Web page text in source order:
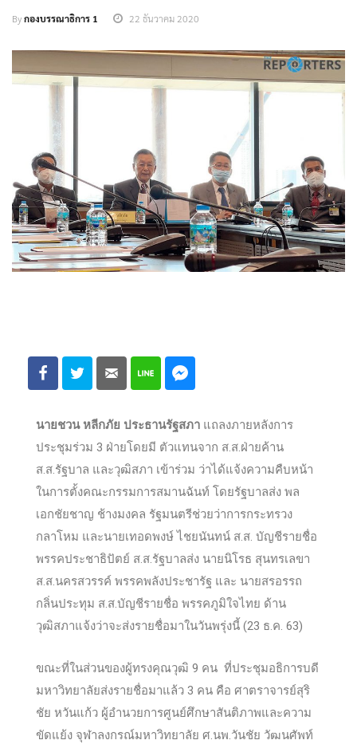
Byกองบรรณาธิการ 1 22 ธันวาคม 2020
นายชวน หลีกภัย ประธานรัฐสภา แถลงภายหลังการ
ประชุมร่วม 3 ฝ่ายโดยมี ตัวแทนจาก ส.ส.ฝ่ายค้าน
ส.ส.รัฐบาล และวุฒิสภา เข้าร่วม ว่าได้แจ้งความคืบหน้า
ในการตั้งคณะกรรมการสมานฉันท์ โดยรัฐบาลส่ง พล
เอกชัยชาญ ช้างมงคล รัฐมนตรีช่วยว่าการกระทรวง
กลาโหม และนายเทอดพงษ์ ไชยนันทน์ ส.ส. บัญชีรายชื่อ
พรรคประชาธิปัตย์ ส.ส.รัฐบาลส่ง นายนิโรธ สุนทรเลขา
ส.ส.นครสวรรค์ พรรคพลังประชารัฐ และ นายสรอรรถ
กลิ่นประทุม ส.ส.บัญชีรายชื่อ พรรคภูมิใจไทย ด้าน
วุฒิสภาแจ้งว่าจะส่งรายชื่อมาในวันพรุ่งนี้ (23 ธ.ค. 63)
ขณะที่ในส่วนของผู้ทรงคุณวุฒิ 9 คน ที่ประชุมอธิการบดี
มหาวิทยาลัยส่งรายชื่อมาแล้ว 3 คน คือ ศาตราจารย์สุริ
ชัย หวันแก้ว ผู้อำนวยการศูนย์ศึกษาสันติภาพและความ
ขัดแย้ง จุฬาลงกรณ์มหาวิทยาลัย ศ.นพ.วันชัย วัฒนศัพท์